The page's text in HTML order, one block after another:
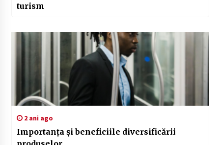
turism
2 ani ago
Importanța și beneficiile diversificării